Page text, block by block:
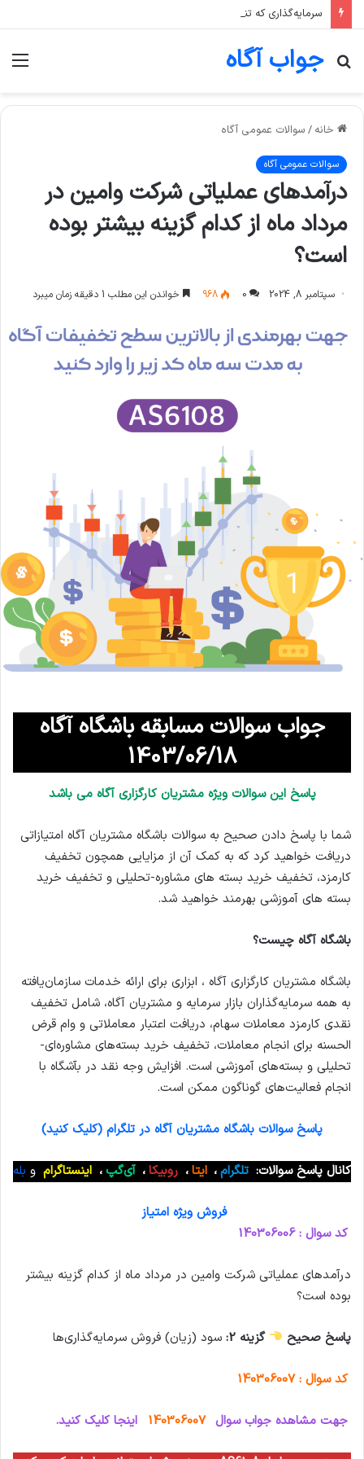
جواب آگاه
جستجو
خانه / سوالات عمومی آگاه
سوالات عمومی آگاه
درآمدهای عملياتی شرکت وامین در
مرداد ماه از کدام گزینه بیشتر بوده
است؟
سپتامبر 8, 2024 0
968 خواندن این مطلب 1 دقیقه زمان میبرد
جواب سوالات مسابقه باشگاه آگاه
1403/06/18
پاسخ این سوالات ویژه مشتریان کارگزاری آگاه می باشد
شما با پاسخ دادن صحیح به سوالات باشگاه مشتریان آگاه امتیازاتی
دریافت خواهید کرد که به کمک آن از مزایایی همچون تخفیف
کارمزد، تخفیف خرید بسته های مشاوره-تحلیلی و تخفیف خرید
بسته های آموزشی بهرمند خواهید شد.
باشگاه آگاه چیست؟
باشگاه مشتریان کارگزاری آگاه ، ابزاری برای ارائه خدمات سازمان‌یافته
به همه سرمایه‌گذاران بازار سرمایه و مشتریان آگاه، شامل تخفیف
نقدی کارمزد معاملات سهام، دریافت اعتبار معاملاتی و وام قرض
الحسنه برای انجام معاملات، تخفیف خرید بسته‌های مشاوره‌ای-
تحلیلی و بسته‌های آموزشی است. افزایش وجه نقد در بآشگاه با
انجام فعالیت‌های گوناگون ممکن است.
پاسخ سوالات باشگاه مشتریان آگاه در تلگرام (کلیک کنید)
کانال پاسخ سوالات: تلگرام، ایتا، روبیکا، آی‌گپ، اینستاگرام و بله
فروش ویژه امتیاز
کد سوال : 140306006
درآمدهای عملياتی شرکت وامین در مرداد ماه از کدام گزینه بیشتر
بوده است؟
پاسخ صحیح گزینه 2: سود (زيان) فروش سرمايه‌گذاری‌ها
کد سوال : 140306007
جهت مشاهده جواب سوال 140306007 اینجا کلیک کنید.